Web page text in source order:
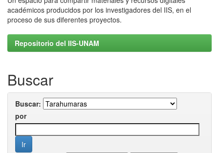
académicos producidos por los investigadores del IIS, en el
proceso de sus diferentes proyectos.
Repositorio del IIS-UNAM
Buscar
Buscar:
por